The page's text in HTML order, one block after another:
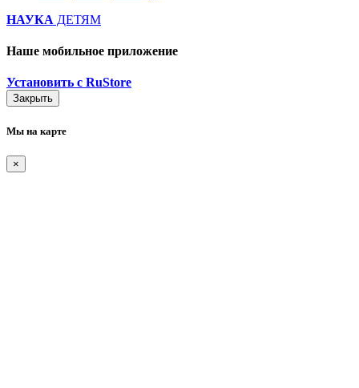
НАУКА ДЕТЯМ
Наше мобильное приложение
Установить с RuStore
Закрыть
Мы на карте
×